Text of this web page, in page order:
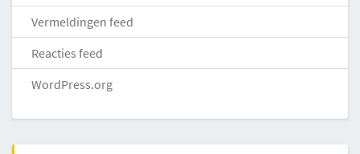
Vermeldingen feed
Reacties feed
WordPress.org